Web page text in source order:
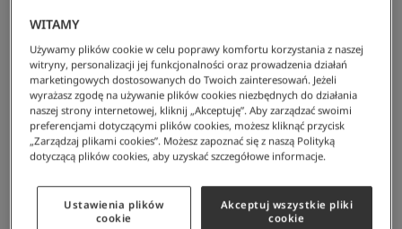
Sweter Damski
Sweter damski
WITAMY
Używamy plików cookie w celu poprawy komfortu korzystania z naszej
witryny, personalizacji jej funkcjonalności oraz prowadzenia działań
marketingowych dostosowanych do Twoich zainteresowań. Jeżeli
wyrażasz zgodę na używanie plików cookies niezbędnych do działania
naszej strony internetowej, kliknij „Akceptuję”. Aby zarządzać swoimi
preferencjami dotyczącymi plików cookies, możesz kliknąć przycisk
„Zarządzaj plikami cookies”. Możesz zapoznać się z naszą Polityką
dotyczącą plików cookies, aby uzyskać szczegółowe informacje.
Ustawienia plików
cookie
Akceptuj wszystkie pliki
cookie